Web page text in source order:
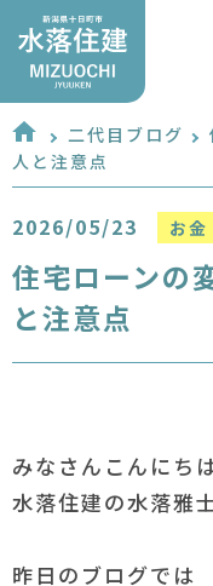
二代目ブログ
人と注意点
2026/05/23 お金
住宅ローンの
と注意点
みなさんこんにちは
水落住建の水落雅士
昨日のブログでは